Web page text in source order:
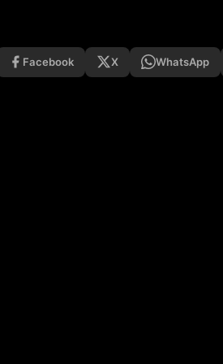
Facebook X WhatsApp